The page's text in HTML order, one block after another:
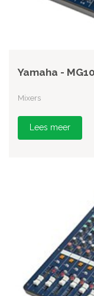
Yamaha -
Mixers
Lees meer